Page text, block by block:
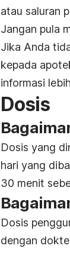
atau saluran
Jangan pula
Jika Anda
kepada
informasi
Dosis
Dosis yang
hari yang
30 menit
Dosis
dengan